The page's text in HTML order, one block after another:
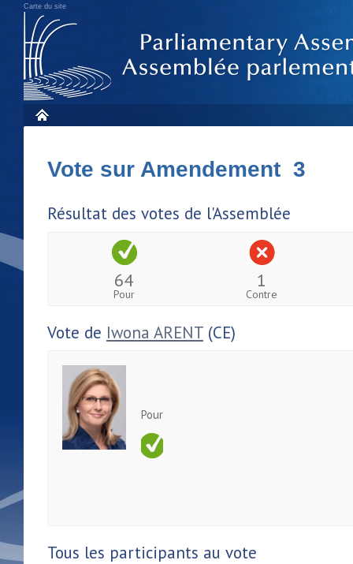
Carte du site
Vote sur Amendement 3
Résultat des votes de l'Assemblée
64
Pour
1
Contre
Vote de Iwona ARENT (CE)
Pour
Tous les participants au vote